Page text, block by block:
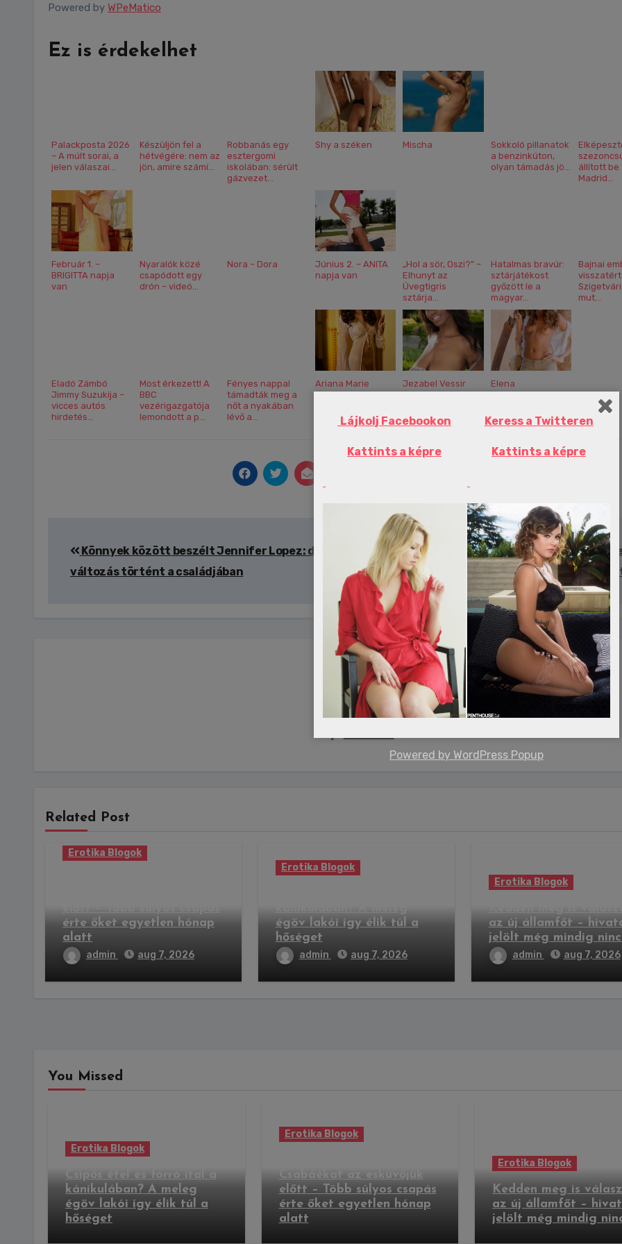
Powered by WPeMatico
Ez is érdekelhet
Palackposta 2026
– A múlt sorai, a
jelen válaszai...
Készüljön fel a
hétvégére: nem az
jön, amire számí...
Robbanás egy
esztergomi
iskolában: sérült
gázvezet...
Shy a széken Mischa
Sokkoló pillanatok
a benzinkúton,
olyan támadás jö...
állított be
Madrid...
Február 1. –
BRIGITTA napja
van
Nyaralók közé
csapódott egy
drón – videó...
Nora – Dora
Június 2. – ANITA
napja van
„Hol a sör, Oszi?” –
Elhunyt az
Üvegtigris
sztárja...
Hatalmas bravúr:
sztárjátékost
győzött le a
magyar...
Bajnai
mut...
Eladó Zámbó
Jimmy Suzukija –
vicces autós
hirdetés...
Most érkezett! A
BBC
vezérigazgatója
lemondott a p...
Fényes nappal
támadták meg a
nőt a nyakában
lévő a...
Ariana Marie
összeállítás
Jezabel Vessir Elena
navigáció
Könnyek között beszélt Jennifer Lopez: drámai
változás történt a családjában
Megbénult az M1-es, egyre hosszabb a dugó a
pályazár
Related Post
Erotika Blogok
érte őket egyetlen hónap
alatt
admin aug 7, 2026
Erotika Blogok
égöv lakói így élik túl a
hőséget
admin aug 7, 2026
Erotika Blogok
az új államfőt –
jelölt még mindig
admin aug 7, 2026
You Missed
Erotika Blogok
Csípős étel és forró ital a
kánikulában? A meleg
égöv lakói így élik túl a
hőséget
Erotika Blogok
Csabáékat az esküvőjük
előtt – Több súlyos csapás
érte őket egyetlen hónap
alatt
Erotika Blogok
Kedden meg is
az új államfőt –
jelölt még mindig
Lájkolj Facebookon
Kattints a képre
Keress a Twitteren
Kattints a képre
Powered by WordPress Popup